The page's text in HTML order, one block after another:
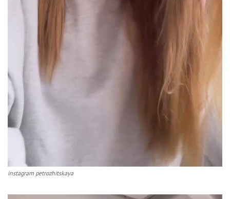
instagram petrozhitskaya